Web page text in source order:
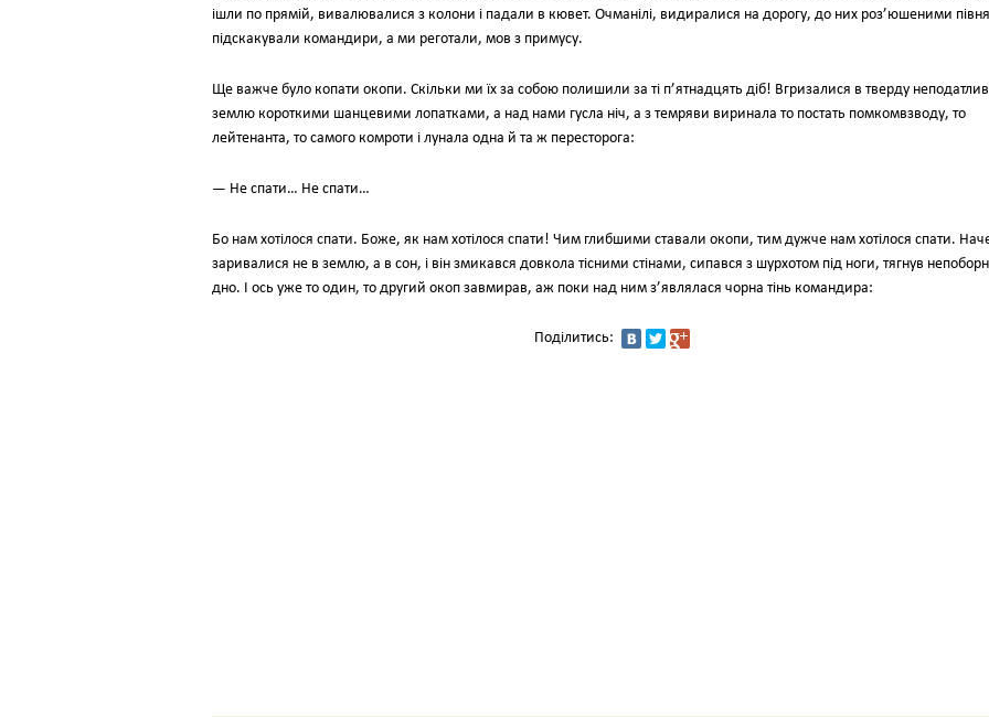
ішли по прямій, вивалювалися з колони і падали в кювет. Очманілі, видиралися на дорогу, до них роз’юшеними
підскакували командири, а ми реготали, мов з примусу.
Ще важче було копати окопи. Скільки ми їх за собою полишили за ті п’ятнадцять діб! Вгризалися в тверду
землю короткими шанцевими лопатками, а над нами гусла ніч, а з темряви виринала то постать помкомвзводу, то
лейтенанта, то самого комроти і лунала одна й та ж пересторога:
— Не спати… Не спати…
Бо нам хотілося спати. Боже, як нам хотілося спати! Чим глибшими ставали окопи, тим дужче нам хотілося спати.
заривалися не в землю, а в сон, і він змикався довкола тісними стінами, сипався з шурхотом під ноги, тягнув
дно. І ось уже то один, то другий окоп завмирав, аж поки над ним з’являлася чорна тінь командира:
Поділитись: